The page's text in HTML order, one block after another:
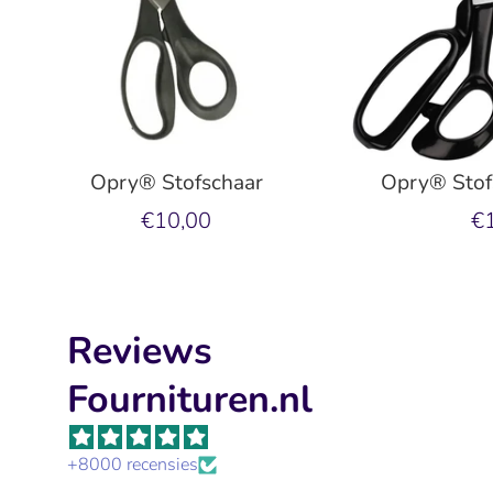
Opry® Stofschaar
€10,00
Opry®
Reviews
Fournituren.nl
+8000 recensies